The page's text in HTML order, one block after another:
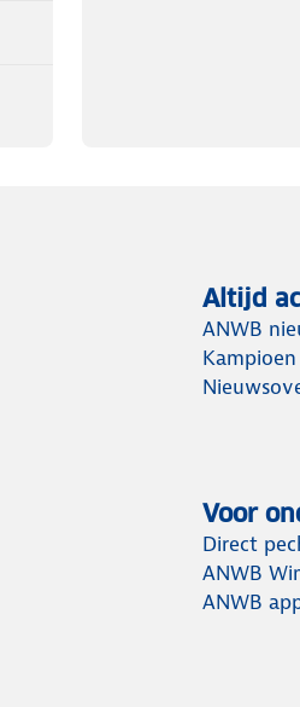
Altijd
ANWB
Kampioen
Voor
Direct
ANWB
ANWB